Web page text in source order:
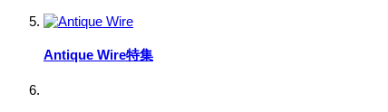
Antique Wire特集